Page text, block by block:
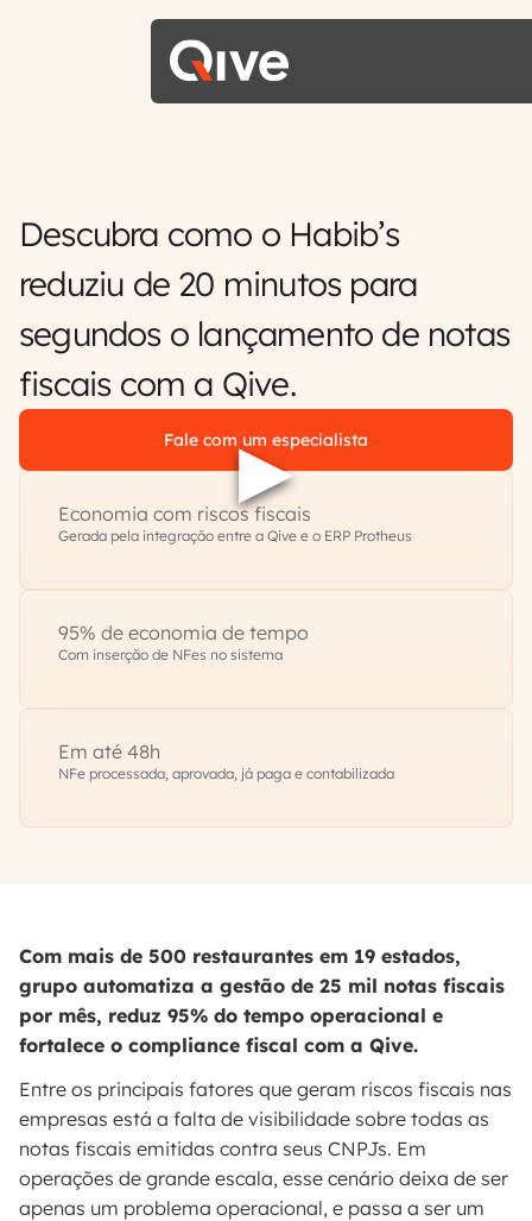
Descubra como o Habib’s
reduziu de 20 minutos para
segundos o lançamento de notas
fiscais com a Qive.
Fale com um especialista
Economia com riscos fiscais
Gerada pela integração entre a Qive e o ERP Protheus
95% de economia de tempo
Com inserção de NFes no sistema
Em até 48h
NFe processada, aprovada, já paga e contabilizada
Com mais de 500 restaurantes em 19 estados,
grupo automatiza a gestão de 25 mil notas fiscais
por mês, reduz 95% do tempo operacional e
fortalece o compliance fiscal com a Qive.
Entre os principais fatores que geram riscos fiscais nas
empresas está a falta de visibilidade sobre todas as
notas fiscais emitidas contra seus CNPJs. Em
operações de grande escala, esse cenário deixa de ser
apenas um problema operacional, e passa a ser um